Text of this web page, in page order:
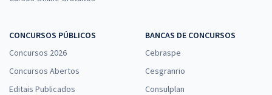
CONCURSOS PÚBLICOS
Concursos 2026
Concursos Abertos
Editais Publicados
BANCAS DE CONCURSOS
Cebraspe
Cesgranrio
Consulplan